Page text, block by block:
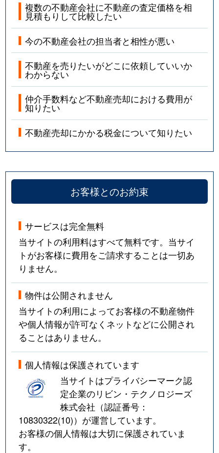
複数の不動産会社に不動産の査定価格を相
見積もりして比較したい
今の不動産会社の担当者と相性が悪い
不動産を売りたいがどこに依頼していいか
わからない
仲介手数料など不動産売却における費用が
知りたい
不動産売却にかかる税金について知りたい
お客様とのお約束
サービスは完全無料
当サイトの利用料はすべて無料です。当サイ
トがお客様に費用をご請求することは一切あ
りません。
物件は公開されません
当サイトの利用によってお客様の不動産物件
や個人情報が許可なくネットなどに公開され
ることはありません。
個人情報は保護されています
当サイトはプライバシーマーク認
定企業のリビン・テクノロジーズ
株式会社（認証番号：
10830322(10)）が運営しています。
お客様の個人情報は大切に保護されていま
す。